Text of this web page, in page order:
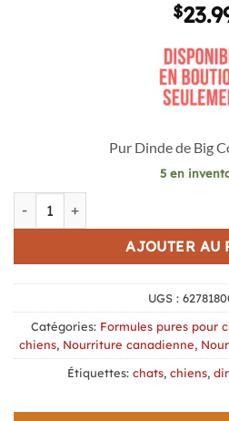
$
Pur Dinde de Big
5 en
quantité de Big Country Raw Pur
AJOUTER AU
UGS :
Catégories: Formules pures pour
chiens, Nourriture canadienne,
Étiquettes: chats, chiens,